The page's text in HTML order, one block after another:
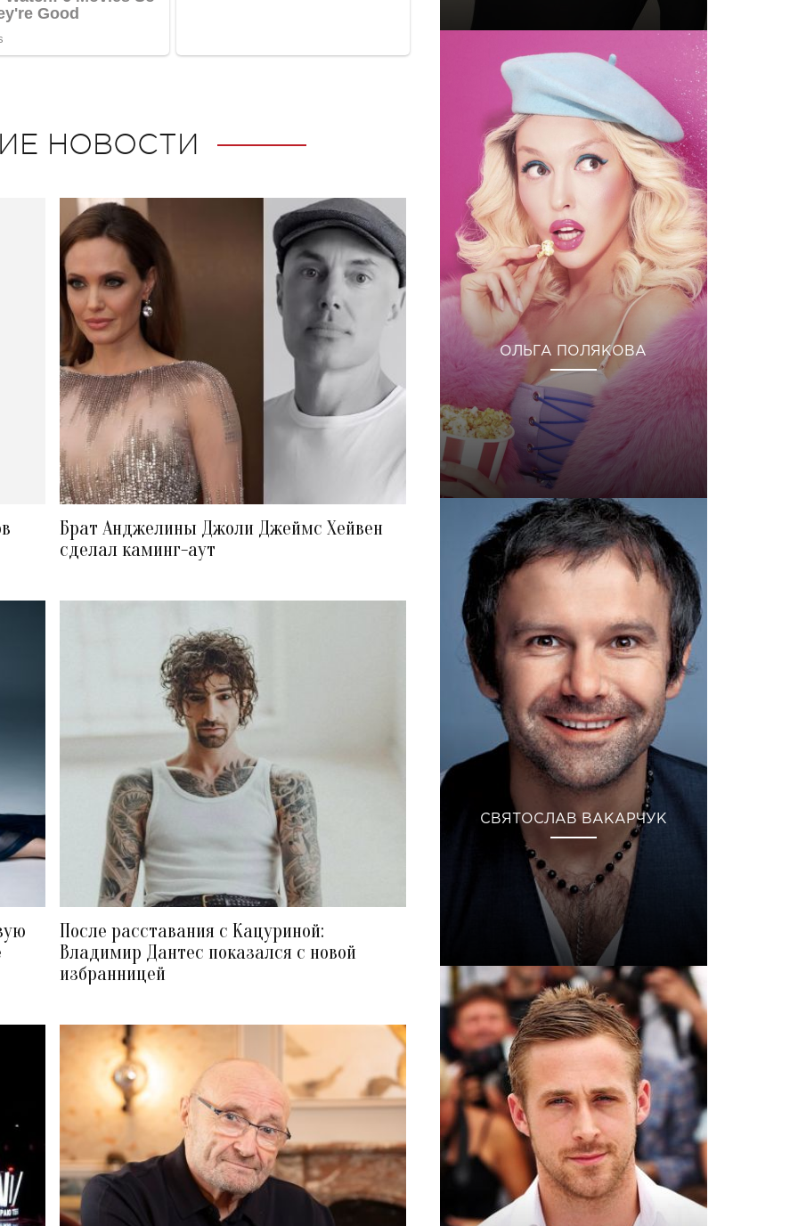
НОВОСТИ
Брат Анджелины Джоли Джеймс Хейвен
сделал каминг-аут
После расставания с Кацуриной:
Владимир Дантес показался с новой
избранницей
ОЛЬГА ПОЛЯКОВА
СВЯТОСЛАВ ВАКАРЧУК